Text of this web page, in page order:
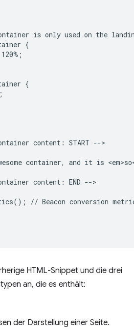
is only used on the
{
{
content: START -->
container, and it is
content: END -->
// Beacon conversion
HTML-Snippet und die drei
an, die es enthält:
der Darstellung einer Seite.